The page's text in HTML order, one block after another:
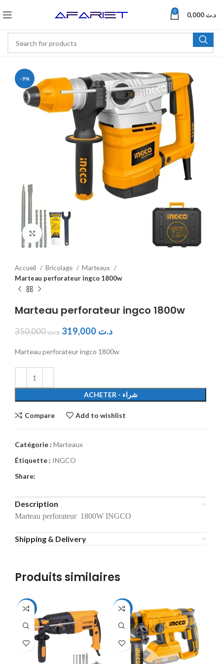
0 د.ت
-9%
Click to enlarge
Accueil Bricolage
Marteaux
Marteau perforateur ingco 1800w
Marteau perforateur ingco 1800w
د.ت350,000 د.ت
Marteau perforateur ingco 1800w
ACHETER - شراء
Compare Add to wishlist
Catégorie : Marteaux
Étiquette : INGCO
Share:
Description
Marteau perforateur 1800W INGCO
Shipping & Delivery
Produits similaires
-14% -19%